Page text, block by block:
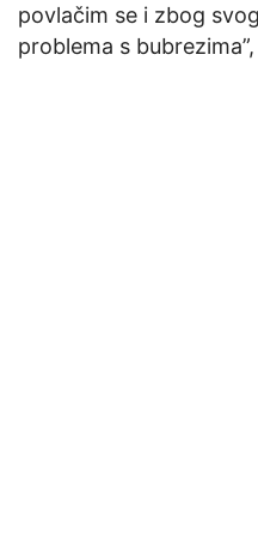
povlačim se i zbog
problema s